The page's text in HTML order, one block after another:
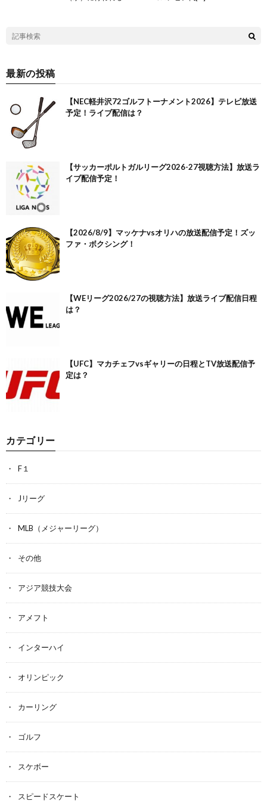
最新の投稿
【NEC軽井沢72ゴルフトーナメント2026】テレビ放送
予定！ライブ配信は？
【サッカーポルトガルリーグ2026-27視聴方法】放送ラ
イブ配信予定！
【2026/8/9】マッケナvsオリハの放送配信予定！ズッ
ファ・ボクシング！
【WEリーグ2026/27の視聴方法】放送ライブ配信日程
は？
【UFC】マカチェフvsギャリーの日程とTV放送配信予
定は？
カテゴリー
F１
Jリーグ
MLB（メジャーリーグ）
その他
アジア競技大会
アメフト
インターハイ
オリンピック
カーリング
ゴルフ
スケボー
スピードスケート